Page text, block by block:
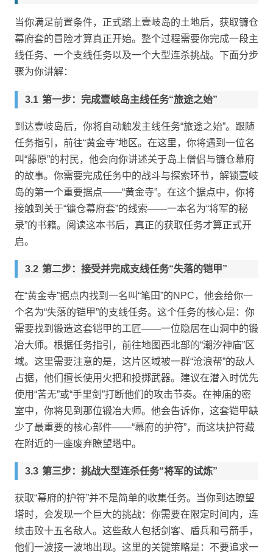
当你满足前置条件，正式踏上壹岐岛的土地后，获取镰仓
幕府套的冒险才算真正开始。整个过程需要你完成一段主
线任务、一个支线任务以及一个大型连杀挑战。下面分步
骤为你讲解：
第一步：完成壹岐岛主线任务“旅途之始”
到达壹岐岛后，你将自动触发主线任务“旅途之始”。跟随
任务指引，前往“黄金寺”地区。在这里，你将遇到一位名
叫“藤原”的村民，他会向你讲述关于岛上僧侣与镰仓幕府
的故事。你需要完成任务中的战斗与探索环节，解锁壹岐
岛的第一个重要据点——“黄金寺”。在这个据点中，你将
接触到关于“镰仓幕府套”的线索——一本名为“将军的秘
录”的书籍。阅读这本书后，真正的获取任务才算正式开
启。
第二步：接受并完成支线任务“失落的铠甲”
在“黄金寺”据点内找到一名叫“笔田”的NPC，他会给你一
个名为“失落的铠甲”的支线任务。这个任务的核心是：你
需要找到锻造这套铠甲的工匠——一位隐居在山洞中的锻
冶大师。根据任务指引，前往地图西北部的“潮汐神庙”区
域。这里需要注意的是，这片区域被一群“沧浪帮”的敌人
占据，他们擅长使用火把和投掷武器。建议在潜入时优先
使用“苦无”或“手里剑”打断他们的攻击节奏。在神庙的密
室中，你将见到那位锻冶大师。他会告诉你，这套铠甲缺
少了最重要的核心部件——“幕府的护符”，而这块护符藏
在附近的一座废弃瞭望塔中。
第三步：挑战大型连杀任务“将军的试炼”
获取“幕府的护符”并不是简单的收集任务。当你到达瞭望
塔时，会发现一个巨大的挑战：你需要在限定时间内，连
续击败十五名敌人。这些敌人包括剑客、盾兵和弓箭手，
他们一波接一波地出现。这里的关键策略是：不要追求一